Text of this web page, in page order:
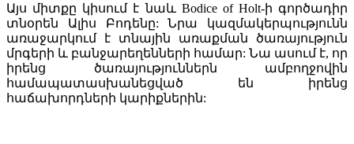
Այս միտքը կիսում է նաև Bodice of Holt-ի գործադիր
տնօրեն Ալիս Բոդենը: Նրա կազմակերպությունն
առաջարկում է տնային առաքման ծառայություն
մրգերի և բանջարեղենների համար: Նա ասում է, որ
իրենց ծառայություններն ամբողջովին
համապատասխանեցված են իրենց
հաճախորդների կարիքներին: